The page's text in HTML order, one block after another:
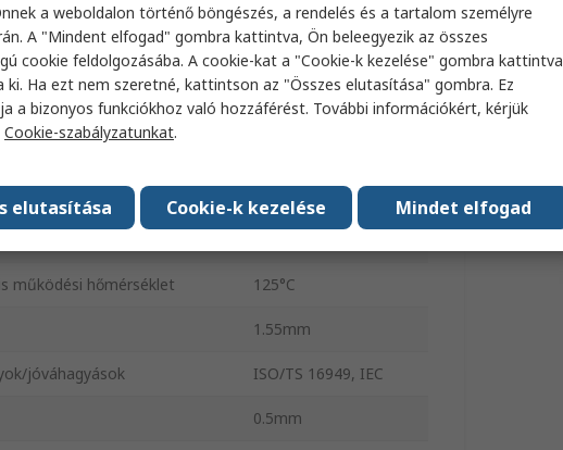
Konkáv
± 1%
szabvány AEC-Q200
jelölés
működési hőmérséklet 125°C
1.55mm
jóváhagyások ISO/TS 16949, IEC
0.5mm
a weboldalon történő böngészés, a rendelés és a tartalom személyre
A "Mindent elfogad" gombra kattintva, Ön beleegyezik az összes
cookie feldolgozásába. A cookie-kat a "Cookie-k kezelése" gombra kattintva
ki. Ha ezt nem szeretné, kattintson az "Összes elutasítása" gombra. Ez
a bizonyos funkciókhoz való hozzáférést. További információkért, kérjük
Cookie-szabályzatunkat.
Mindet elfogad
Cookie-k kezelése
elutasítása